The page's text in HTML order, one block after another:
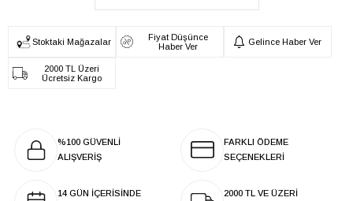
Stoktaki Mağazalar
Fiyat Düşünce
Haber Ver
Gelince Haber Ver
2000 TL Üzeri
Ücretsiz Kargo
%100 GÜVENLİ
ALIŞVERİŞ
FARKLI ÖDEME
SEÇENEKLERİ
14 GÜN İÇERİSİNDE
2000 TL VE ÜZERİ